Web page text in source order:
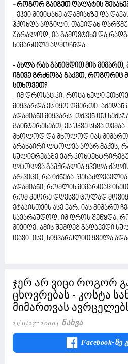
- როგორ გაიგეთ ღალატის
- ეჭვი მივიტანე ადამიანზე და
ჰქონდა ადგილი. თავიდან
უბრალოდ, ია გამოვტეხე და
სიმართლე აღმოჩნდა.
-ახლა რას განიცდით მის
იგივე გრძნობა გაქვთ, როგორიც
სთხოვეთ?
- იმ დროსაც კი, როცა ხელი
მიყვარდა ეს იყო ღმერთი.
ადამიანი მიყვარს. თქვენ თუ
გაინტერესებთ, ეს უკვე სხვა
მხოლოდ და მხოლოდ იას
არანაირი ლტოლვა აღარ მაქვს,
სულიერებაზე ვარ
ლტოლვა გამქრალია ყველა
არ ვიცი, რა იქნება.
ადამიანი, რომლის მიმართაც
რომ მეორე დღესვე ცოლად
ეტაპისთვის ასე ვარ. იას მიმართ
სავარაუდოდ, იმ დროს შეწყდა,
მივიღე. ამის შემდეგ გადავედი
თავი. ისე, სიყვარულით ყველა
ჯერ არ ვიცი როგორ
ცხოვრებას - კოსტა
მიმართვას
21/11/23 20004 Ნახვა
Facebook-Ზე